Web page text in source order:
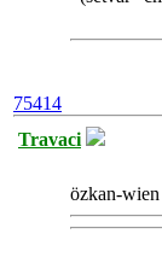
75414
Travaci
özkan-wien